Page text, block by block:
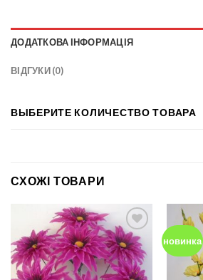
ДОДАТКОВА ІНФОРМАЦІЯ
ВІДГУКИ (0)
ВЫБЕРИТЕ КОЛИЧЕСТВО ТОВАРА
СХОЖІ ТОВАРИ
Add to
Wishlist
новинка